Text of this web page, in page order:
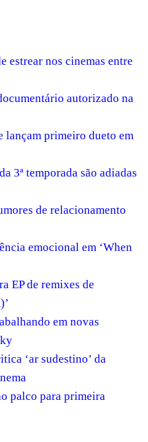
estrear nos cinemas entre
autorizado na
primeiro dueto em
3ª temporada são adiadas
de relacionamento
emocional em ‘When
EP de remixes de
em novas
‘ar sudestino’ da
palco para primeira